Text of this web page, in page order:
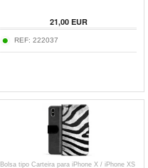
21,00EUR
REF: 222037
Bolsa tipo Carteira para iPhone X / iPhone XS